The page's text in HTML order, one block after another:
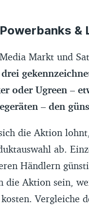
&
Markt und
drei
oder Ugreen –
– den
die Aktion
ab.
Händlern
die Aktion sein,
Vergleiche